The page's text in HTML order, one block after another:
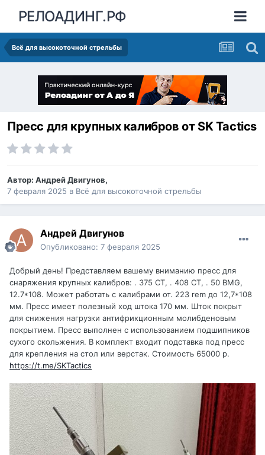
РЕЛОАДИНГ.РФ
Всё для высокоточной стрельбы
Пресс для крупных калибров от SK Tactics
Автор: Андрей Двигунов,
7 февраля 2025 в Всё для высокоточной стрельбы
Андрей Двигунов
Опубликовано: 7 февраля 2025
Добрый день! Представляем вашему вниманию пресс для
снаряжения крупных калибров: . 375 CT, . 408 CT, . 50 BMG,
12.7*108. Может работать с калибрами от. 223 rem до 12,7*108
мм. Пресс имеет полезный ход штока 170 мм. Шток покрыт
для снижения нагрузки антифрикционным молибденовым
покрытием. Пресс выполнен с использованием подшипников
сухого скольжения. В комплект входит подставка под пресс
для крепления на стол или верстак. Стоимость 65000 р.
https://t.me/SKTactics